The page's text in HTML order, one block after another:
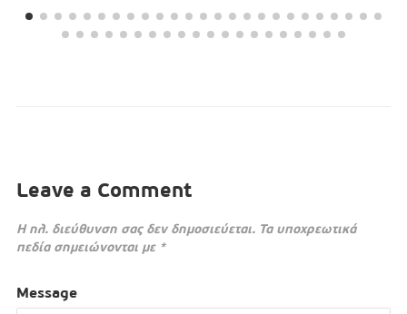
Leave a Comment
Η ηλ. διεύθυνση σας δεν δημοσιεύεται. Τα υποχρεωτικά
πεδία σημειώνονται με *
Message